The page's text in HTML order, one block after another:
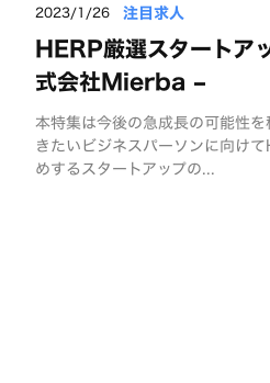
2023/1/26 注目求人
HERP厳選スタートア
式会社Mierba –
本特集は今後の急成長の可能性
きたいビジネスパーソンに向け
めするスタートアップの...